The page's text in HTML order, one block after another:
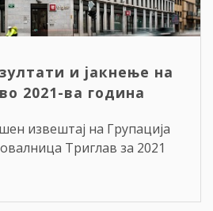
и јакнење на
2021-ва година
извештај на Групација
Триглав за 2021